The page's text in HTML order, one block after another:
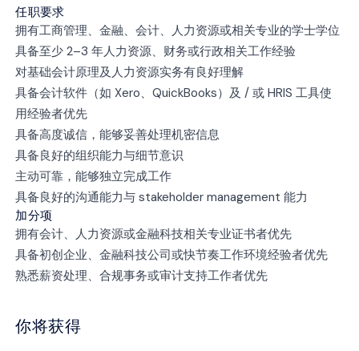
任职要求
拥有工商管理、金融、会计、人力资源或相关专业的学士学位
具备至少 2–3 年人力资源、财务或行政相关工作经验
对基础会计原理及人力资源实务有良好理解
具备会计软件（如 Xero、QuickBooks）及 / 或 HRIS 工具使
用经验者优先
具备高度诚信，能够妥善处理机密信息
具备良好的组织能力与细节意识
主动可靠，能够独立完成工作
具备良好的沟通能力与 stakeholder management 能力
加分项
拥有会计、人力资源或金融科技相关专业证书者优先
具备初创企业、金融科技公司或快节奏工作环境经验者优先
熟悉薪资处理、合规事务或审计支持工作者优先
你将获得